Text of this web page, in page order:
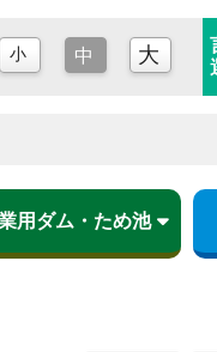
小 中 大
用ダム・ため池